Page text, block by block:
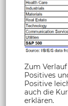
Zum
Positives
Positive
auch die
erklären.